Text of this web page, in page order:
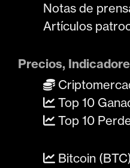
Notas de
Artículos
Precios,
Top 10
Top 10
Bitcoin